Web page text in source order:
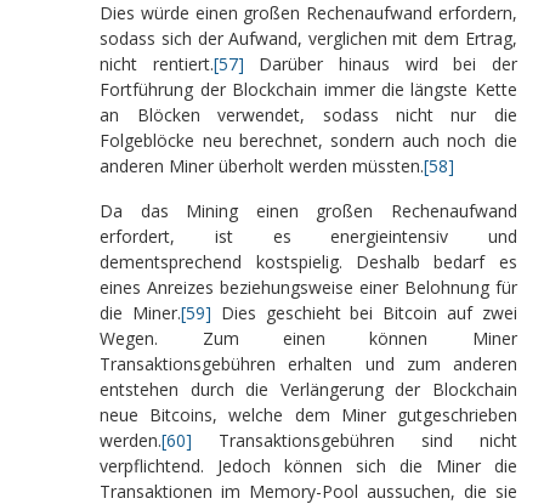
Dies würde einen großen Rechenaufwand erfordern,
sodass sich der Aufwand, verglichen mit dem Ertrag,
nicht rentiert.[57] Darüber hinaus wird bei der
Fortführung der Blockchain immer die längste Kette
an Blöcken verwendet, sodass nicht nur die
Folgeblöcke neu berechnet, sondern auch noch die
anderen Miner überholt werden müssten.[58]
Da das Mining einen großen Rechenaufwand
erfordert, ist es energieintensiv und
dementsprechend kostspielig. Deshalb bedarf es
eines Anreizes beziehungsweise einer Belohnung für
die Miner.[59] Dies geschieht bei Bitcoin auf zwei
Wegen. Zum einen können Miner
Transaktionsgebühren erhalten und zum anderen
entstehen durch die Verlängerung der Blockchain
neue Bitcoins, welche dem Miner gutgeschrieben
werden.[60] Transaktionsgebühren sind nicht
verpflichtend. Jedoch können sich die Miner die
Transaktionen im Memory-Pool aussuchen, die sie